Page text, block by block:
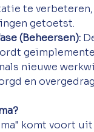
te verbeteren,
getoetst.
(Beheersen):
nieuwe
en
komt voort